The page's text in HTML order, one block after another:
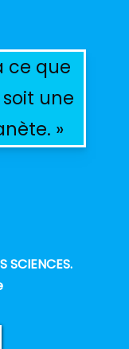
ce que
une
»
SCIENCES.